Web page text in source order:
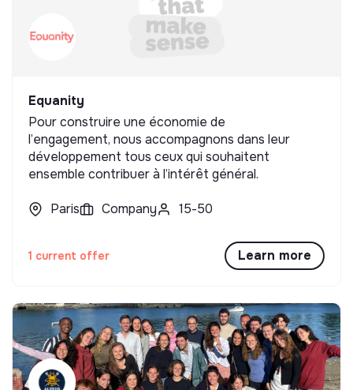
Equanity
Pour construire une économie de
l’engagement, nous accompagnons dans leur
développement tous ceux qui souhaitent
ensemble contribuer à l’intérêt général.
Paris Company 15-50
1 current offer Learn more